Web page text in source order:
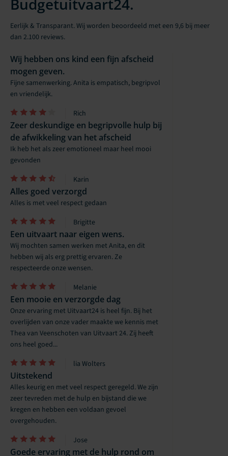
Budgetuitvaart24.
Eerlijk & Transparant. Wij worden beoordeeld met een 9,6 bij meer
dan 2.100 reviews.
Wij hebben ons kind een fijn afscheid
mogen geven.
Fijne samenwerking. Anita is empatisch, begripvol
en vriendelijk.
Rich
Zeer deskundige en begripvolle hulp bij
de afwikkeling van het afscheid
Ik heb het als zeer emotioneel maar heel mooi
gevonden
Karin
Alles goed verzorgd
Alles is met veel respect gedaan
Brigitte
Een uitvaart naar eigen wens.
Wij mochten samen werken met Anita, en dit
hebben wij als erg prettig ervaren. Ze
respecteerde onze wensen.
Melanie
Een mooie en verzorgde dag
Onze ervaring met Uitvaart24 is heel fijn. Bij het
overlijden van onze vader maakte we kennis met
Thea van Veenschoten van Uitvaart 24. Zij heeft
ons heel goed...
lia Wolters
Uitstekend
Alles keurig en met veel respect geregeld. We zijn
zeer tevreden met de hulp en bijstand die we
kregen en hebben een voldaan gevoel
overgehouden.
Jose
Goede ervaring met de hulp rond om